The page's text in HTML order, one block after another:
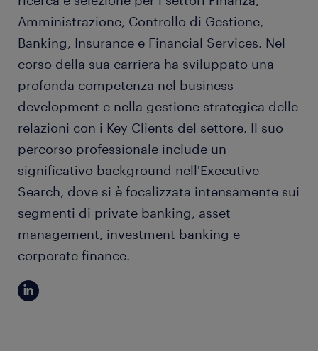
Amministrazione, Controllo di Gestione,
Banking, Insurance e Financial Services. Nel
corso della sua carriera ha sviluppato una
profonda competenza nel business
development e nella gestione strategica delle
relazioni con i Key Clients del settore. Il suo
percorso professionale include un
significativo background nell'Executive
Search, dove si è focalizzata intensamente sui
segmenti di private banking, asset
management, investment banking e
corporate finance.